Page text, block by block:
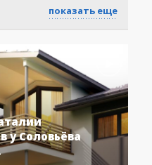
показать еще
у Соловьёва